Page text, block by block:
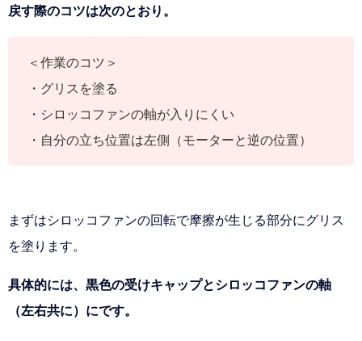
戻す際のコツは次のとおり。
＜作業のコツ＞
・グリスを塗る
・シロッコファンの軸が入りにくい
・自分の立ち位置は左側（モーターと逆の位置）
まずはシロッコファンの回転で摩擦が生じる部分にグリス
を塗ります。
具体的には、黒色の受けキャップとシロッコファンの軸
（左右共に）にです。